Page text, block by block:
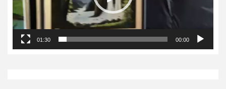
00:00
01:30